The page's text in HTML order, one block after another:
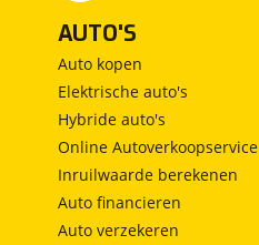
AUTO'S
Auto kopen
Elektrische auto's
Hybride auto's
Online Autoverkoopservice
Inruilwaarde berekenen
Auto financieren
Auto verzekeren